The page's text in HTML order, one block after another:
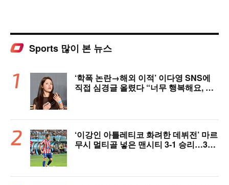
Sports 많이 본 뉴스
‘학폭 논란→해외 이적’ 이다영 SNS에
직접 심경글 올렸다 “너무 행복해요, 여
‘이강인 아틀레티코 화려한 데뷔전’ 마르
무시 멀티골 넣은 맨시티 3-1 승리…3년